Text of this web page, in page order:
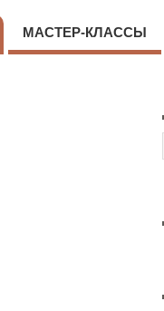
МАСТЕР-КЛАССЫ